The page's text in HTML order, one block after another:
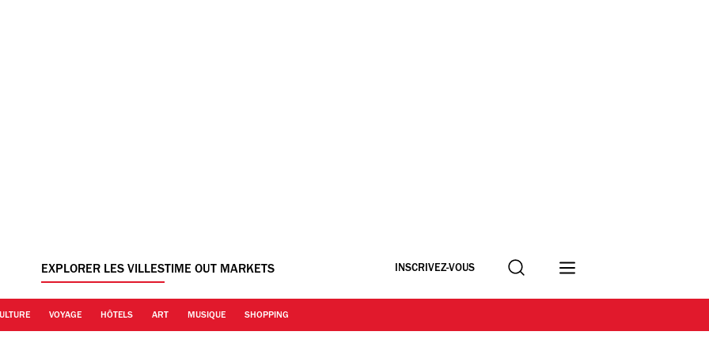
EXPLORER LES VILLESTIME OUT MARKETS INSCRIVEZ-VOUS Recherche
VOYAGE HÔTELS ART MUSIQUE SHOPPING